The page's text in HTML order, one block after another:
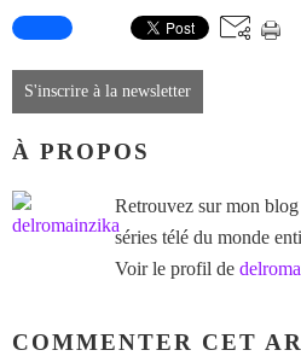
S'inscrire à la newsletter
À PROPOS
Retrouvez sur mon
séries télé du monde
Voir le profil de
COMMENTER CET